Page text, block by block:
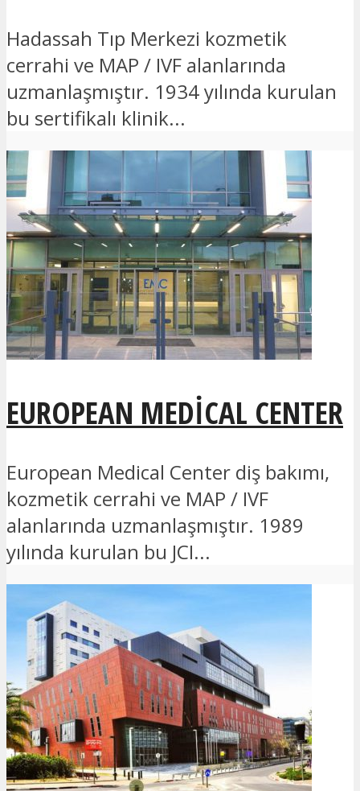
Hadassah Tıp Merkezi kozmetik
cerrahi ve MAP / IVF alanlarında
uzmanlaşmıştır. 1934 yılında kurulan
bu sertifikalı klinik...
EUROPEAN MEDICAL CENTER
European Medical Center diş bakımı,
kozmetik cerrahi ve MAP / IVF
alanlarında uzmanlaşmıştır. 1989
yılında kurulan bu JCI...